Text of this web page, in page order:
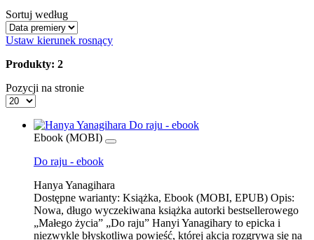
Sortuj według
Ustaw kierunek rosnący
Produkty: 2
Pozycji na stronie
Ebook (MOBI)
Do raju - ebook
Hanya Yanagihara
Dostępne warianty: Książka, Ebook (MOBI, EPUB) Opis:
Nowa, długo wyczekiwana książka autorki bestsellerowego
„Małego życia” „Do raju” Hanyi Yanagihary to epicka i
niezwykle błyskotliwa powieść, której akcja rozgrywa się na